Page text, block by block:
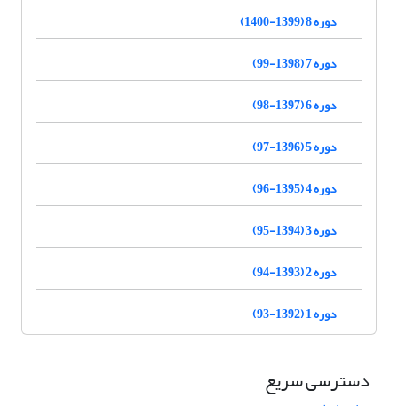
دوره 8 (1399-1400)
دوره 7 (1398-99)
دوره 6 (1397-98)
دوره 5 (1396-97)
دوره 4 (1395-96)
دوره 3 (1394-95)
دوره 2 (1393-94)
دوره 1 (1392-93)
دسترسی سریع